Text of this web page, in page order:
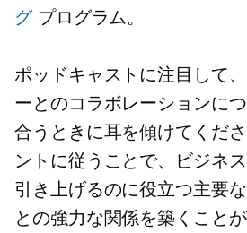
グプログラム。
ポッドキャストに注目して
ーとのコラボレーションに
合うときに耳を傾けてくだ
ントに従うことで、ビジネ
引き上げるのに役立つ主要
との強力な関係を築くことが